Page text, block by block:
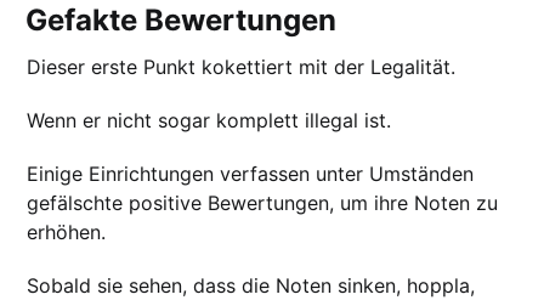
Gefakte Bewertungen
Dieser erste Punkt kokettiert mit der Legalität.
Wenn er nicht sogar komplett illegal ist.
Einige Einrichtungen verfassen unter Umständen
gefälschte positive Bewertungen, um ihre Noten zu
erhöhen.
Sobald sie sehen, dass die Noten sinken, hoppla,